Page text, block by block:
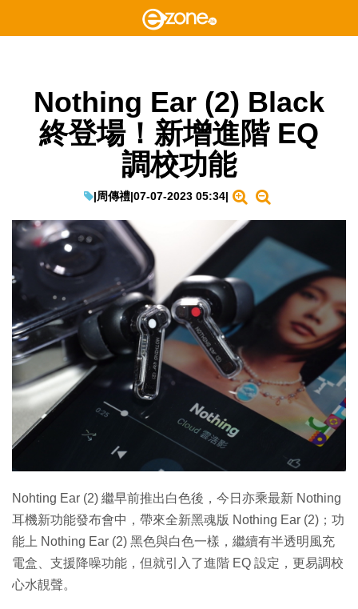
Nothing Ear (2) Black
終登場！新增進階 EQ
調校功能
|周傳禮|07-07-2023 05:34|
Nohting Ear (2) 繼早前推出白色後，今日亦乘最新 Nothing
耳機新功能發布會中，帶來全新黑魂版 Nothing Ear (2)；功
能上 Nothing Ear (2) 黑色與白色一樣，繼續有半透明風充
電盒、支援降噪功能，但就引入了進階 EQ 設定，更易調校
心水靚聲。